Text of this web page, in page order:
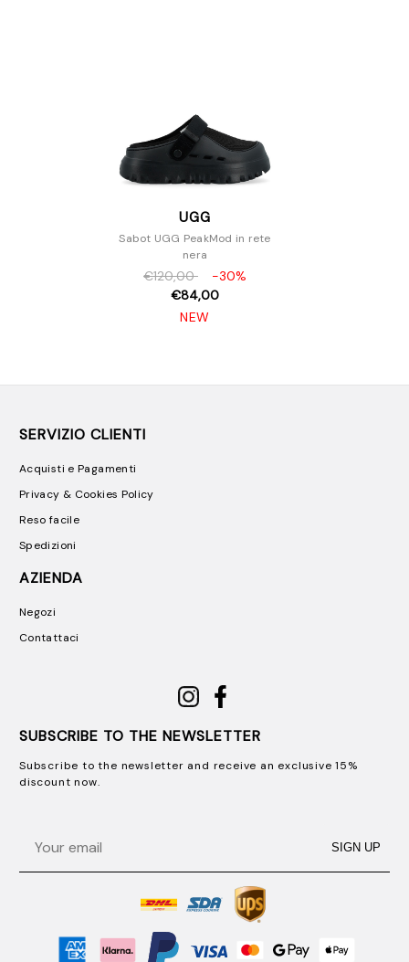
UGG
Sabot UGG PeakMod in rete
nera
€120,00
-30%
€84,00
NEW
SERVIZIO CLIENTI
Acquisti e Pagamenti
Privacy & Cookies Policy
Reso facile
Spedizioni
AZIENDA
Negozi
Contattaci
SUBSCRIBE TO THE NEWSLETTER
Subscribe to the newsletter and receive an exclusive 15%
discount now.
SIGN UP